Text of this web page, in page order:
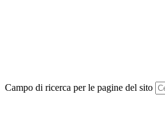
Campo di ricerca per le pagine del sito